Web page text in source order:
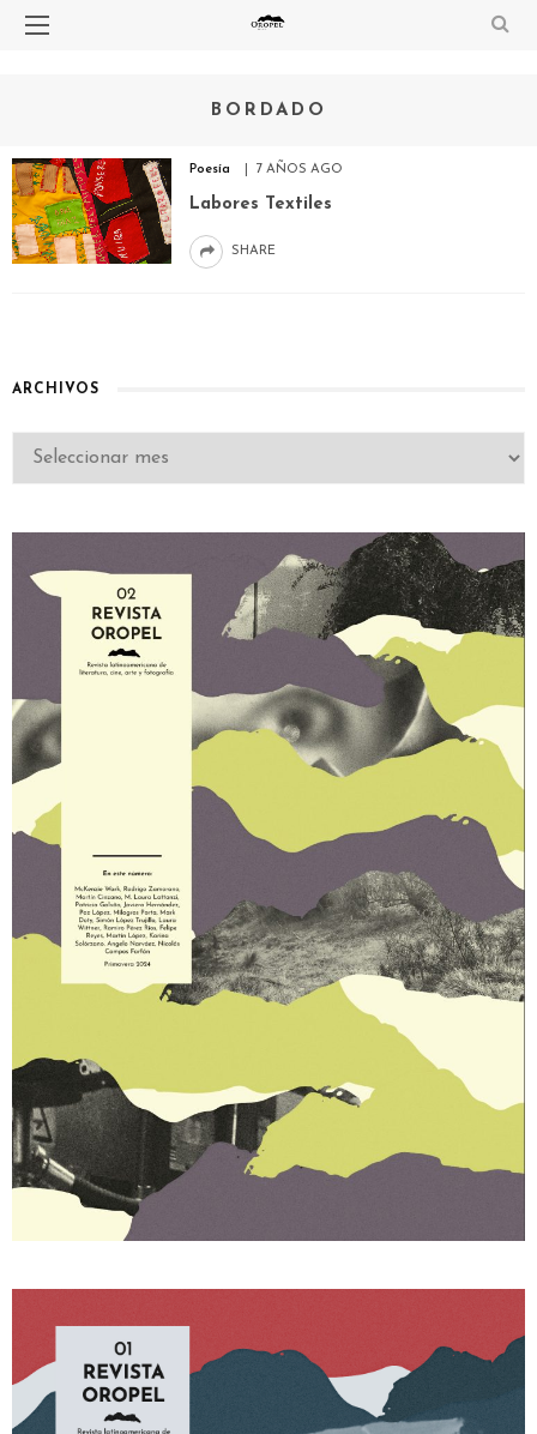
BORDADO
Poesía 7 AÑOS AGO
Labores Textiles
SHARE
ARCHIVOS